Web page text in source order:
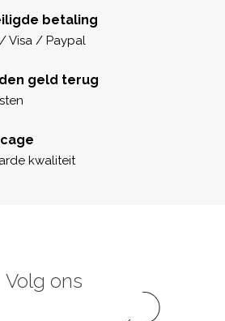
betaling
Visa / Paypal
geld terug
kwaliteit
Volg ons